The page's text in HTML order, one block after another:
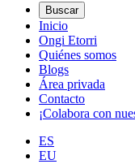
Buscar
Inicio
Ongi Etorri
Quiénes somos
Blogs
Área privada
Contacto
¡Colabora con
ES
EU